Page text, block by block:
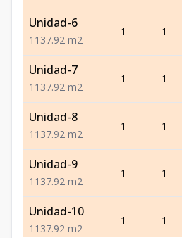
Unidad-6
1 1 37.92 m2
1 1
Unidad-7
1 1 37.92 m2
1 1
Unidad-8
1 1 37.92 m2
1 1
Unidad-9
1 1 37.92 m2
1 1
Unidad-10
1 1 37.92 m2
1 1